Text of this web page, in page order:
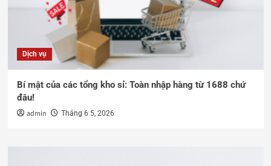
Dịch vụ
Bí mật của các tổng kho sỉ: Toàn nhập hàng từ 1688 chứ
đâu!
admin Tháng 6 5, 2026